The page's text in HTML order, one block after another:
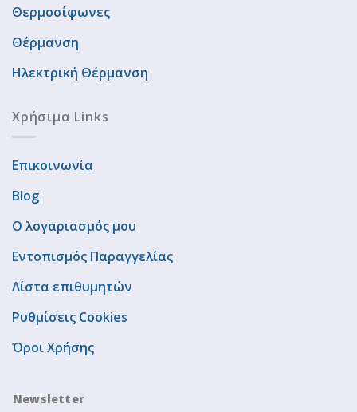
Θερμοσίφωνες
Θέρμανση
Ηλεκτρική Θέρμανση
Χρήσιμα Links
Επικοινωνία
Blog
Ο λογαριασμός μου
Εντοπισμός Παραγγελίας
Λίστα επιθυμητών
Ρυθμίσεις Cookies
Όροι Χρήσης
Newsletter